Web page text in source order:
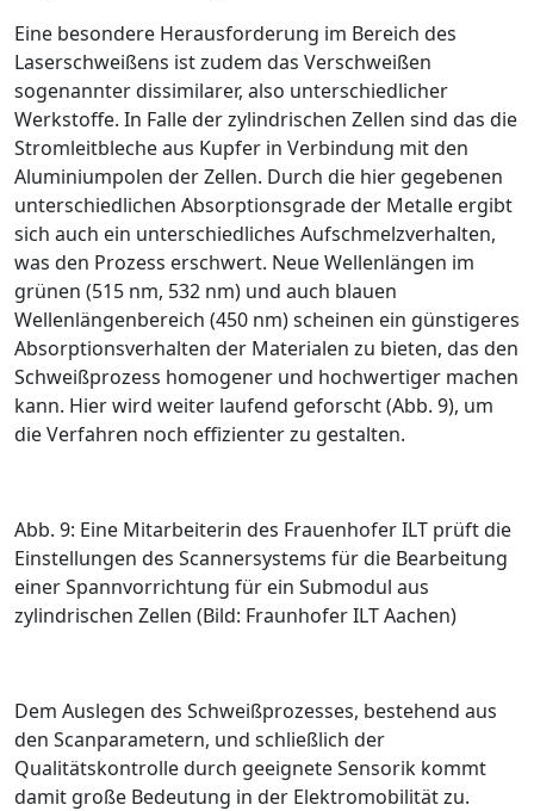
Eine besondere Herausforderung im Bereich des
Laserschweißens ist zudem das Verschweißen
sogenannter dissimilarer, also unterschiedlicher
Werkstoffe. In Falle der zylindrischen Zellen sind das die
Stromleitbleche aus Kupfer in Verbindung mit den
Alumi­niumpolen der Zellen. Durch die hier gegebenen
unterschiedlichen Absorptionsgrade der Metalle ergibt
sich auch ein unterschiedliches Aufschmelzverhalten,
was den Prozess erschwert. Neue Wellenlängen im
grünen (515 nm, 532 nm) und auch blauen
Wellenlängenbereich (450 nm) scheinen ein günsti­geres
Absorptionsverhalten der Materialen zu bieten, das den
Schweißprozess homogener und hochwertiger machen
kann. Hier wird weiter laufend geforscht (Abb. 9), um
die Verfahren noch effizienter zu gestalten.
Abb. 9: Eine Mitarbeiterin des Frauenhofer ILT prüft die
Einstellungen des Scannersystems für die Bearbeitung
einer Spannvorrichtung für ein Submodul aus
zylindrischen Zellen (Bild: Fraunhofer ILT Aachen)
Dem Auslegen des Schweißprozesses, beste­hend aus
den Scanparametern, und schließlich der
Qualitätskontrolle durch ­geeignete Sensorik kommt
damit große Bedeutung in der Elektromobilität zu.